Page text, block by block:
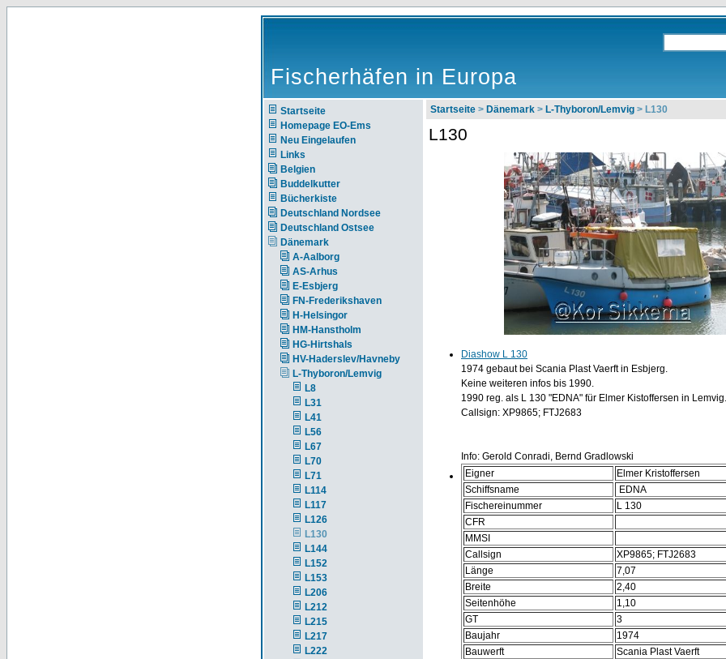
Fischerhäfen in Europa
Startseite
Homepage EO-Ems
Neu Eingelaufen
Links
Belgien
Buddelkutter
Bücherkiste
Deutschland Nordsee
Deutschland Ostsee
Dänemark
A-Aalborg
AS-Arhus
E-Esbjerg
FN-Frederikshaven
H-Helsingor
HM-Hanstholm
HG-Hirtshals
HV-Haderslev/Havneby
L-Thyboron/Lemvig
L8
L31
L41
L56
L67
L70
L71
L114
L117
L126
L130
L144
L152
L153
L206
L212
L215
L217
L222
Startseite > Dänemark > L-Thyboron/Lemvig > L130
L130
Diashow L 130
1974 gebaut bei Scania Plast Vaerft in Esbjerg.
Keine weiteren infos bis 1990.
1990 reg. als L 130 "EDNA" für Elmer Kistoffersen in Lemvig.
Callsign: XP9865; FTJ2683
Info: Gerold Conradi, Bernd Gradlowski
Eigner
Elmer Kristoffersen
Schiffsname
EDNA
Fischereinummer
L 130
CFR
MMSI
Callsign
XP9865; FTJ2683
Länge
7,07
Breite
2,40
Seitenhöhe
1,10
GT
3
Baujahr
1974
Bauwerft
Scania Plast Vaerft